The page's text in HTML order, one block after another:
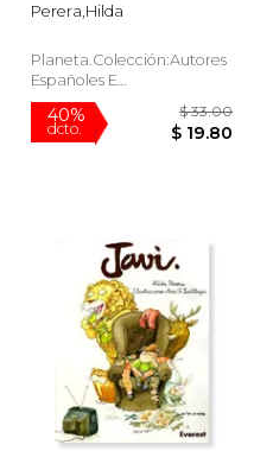
Perera,Hilda
Planeta.Colección:Autores
Españoles E
Hispanoamericanos, Tapa
Dura,Usado